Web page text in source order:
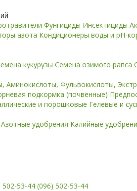
Фунгициды Инсектициды
азота Кондиционеры воды и pH-
кукурузы Семена озимого рапса
Аминокислоты, Фульвокислоты,
подкормка (почвенные)
и порошковые Гелевые и
Азотные удобрения Калийные
502-53-44 (096) 502-53-44